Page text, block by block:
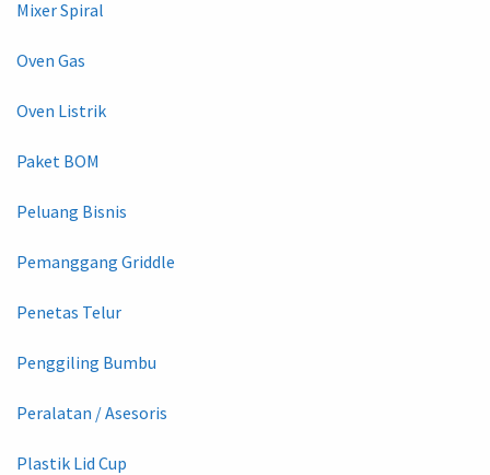
Mixer Spiral
Oven Gas
Oven Listrik
Paket BOM
Peluang Bisnis
Pemanggang Griddle
Penetas Telur
Penggiling Bumbu
Peralatan / Asesoris
Plastik Lid Cup